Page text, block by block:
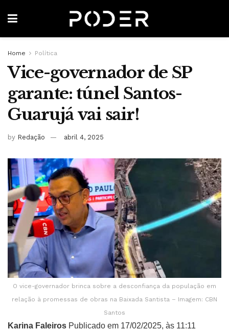
Home Política
Vice-governador de SP
garante: túnel Santos-
Guarujá vai sair!
by Redação abril 4, 2025
O vice-governador brinca sobre a desconfiança da população em
relação à promessas de obras na Baixada Santista – Imagem: CBN
Santos
Karina Faleiros Publicado em 17/02/2025, às 11:11